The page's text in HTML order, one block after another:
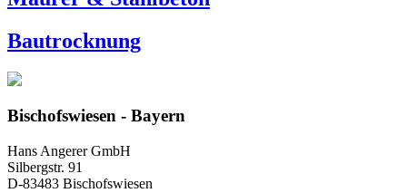
Bautrocknung
Bischofswiesen - Bayern
Hans Angerer GmbH
Silbergstr. 91
D-83483 Bischofswiesen